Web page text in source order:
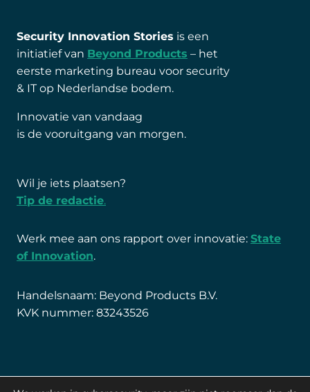
Security Innovation Stories is een
initiatief van Beyond Products – het
eerste marketing bureau voor security
& IT op Nederlandse bodem.
Innovatie van vandaag
is de vooruitgang van morgen.
Wil je iets plaatsen?
Tip de redactie.
Werk mee aan ons rapport over innovatie: State
of Innovation.
Handelsnaam: Beyond Products B.V.
KVK nummer: 83243526